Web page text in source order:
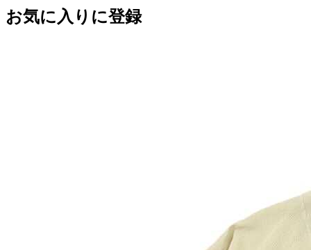
お気に入りに登録